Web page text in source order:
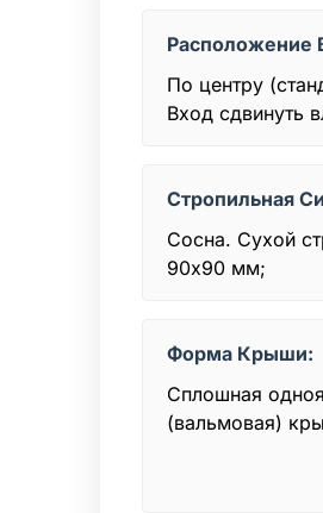
Расположение
По центру
Вход сдвинуть
Стропильная
Сосна. Сухой
90x90 мм;
Форма Крыши:
Сплошная
(вальмовая)